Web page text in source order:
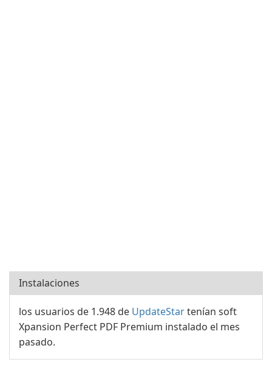
Instalaciones
los usuarios de 1.948 de UpdateStartenían soft
Xpansion Perfect PDF Premium instalado el mes
pasado.